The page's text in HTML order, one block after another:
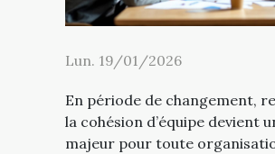
Lun. 19/01/2026
En période de changement,
la cohésion d’équipe devient
majeur pour toute